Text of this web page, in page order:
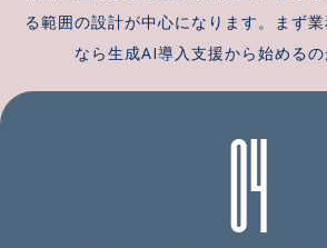
る範囲の設計が中心になります。まず
なら生成AI導入支援から始めるの
04